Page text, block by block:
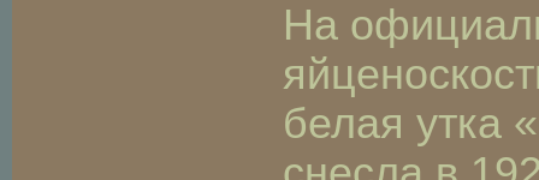
На
белая утка